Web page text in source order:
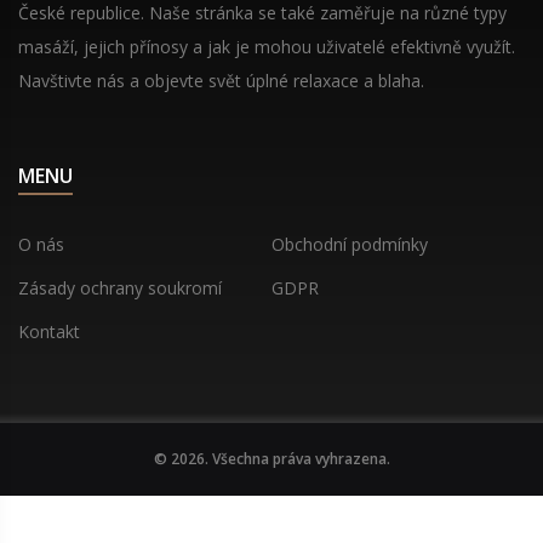
České republice. Naše stránka se také zaměřuje na různé typy
masáží, jejich přínosy a jak je mohou uživatelé efektivně využít.
Navštivte nás a objevte svět úplné relaxace a blaha.
MENU
O nás
Obchodní podmínky
Zásady ochrany soukromí
GDPR
Kontakt
© 2026. Všechna práva vyhrazena.